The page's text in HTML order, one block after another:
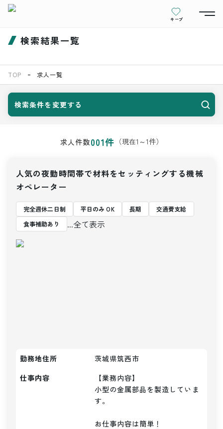
キープ
検索結果一覧
TOP 求人一覧
検索条件を変更する
求人件数001件 （現在1 ～1件）
人気の夜勤時間帯で材料をセッティングする機械
オペレーター
完全週休二日制 平日のみ OK 長期
交通費支給
食事補助あり
...全て表示
勤務地住所
茨城県筑西市
仕事内容
【業務内容】
小型の金属部品を製造していま
す。
お仕事内容は簡単！